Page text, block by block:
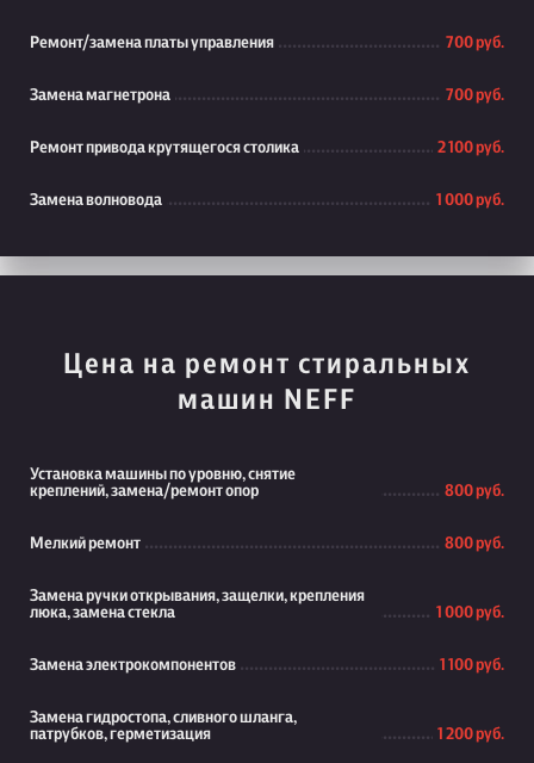
Ремонт/замена платы управления 700 руб.
Замена магнетрона 700 руб.
Ремонт привода крутящегося столика 2 100 руб.
Замена волновода 1 000 руб.
Цена на ремонт стиральных
машин NEFF
Установка машины по уровню, снятие
креплений, замена/ремонт опор
800 руб.
Мелкий ремонт 800 руб.
Замена ручки открывания, защелки, крепления
люка, замена стекла
1 000 руб.
Замена электрокомпонентов 1 100 руб.
Замена гидростопа, сливного шланга,
патрубков, герметизация
1 200 руб.